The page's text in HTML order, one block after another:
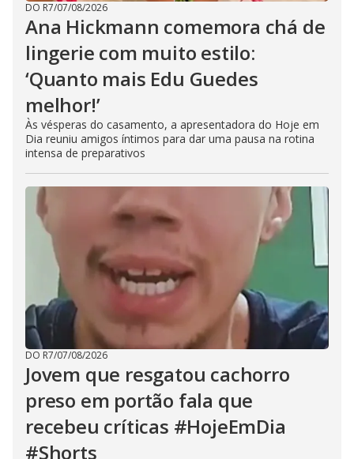
DO R7/07/08/2026
Ana Hickmann comemora chá de
lingerie com muito estilo:
‘Quanto mais Edu Guedes
melhor!’
Às vésperas do casamento, a apresentadora do Hoje em
Dia reuniu amigos íntimos para dar uma pausa na rotina
intensa de preparativos
DO R7/07/08/2026
Jovem que resgatou cachorro
preso em portão fala que
recebeu críticas #HojeEmDia
#Shorts